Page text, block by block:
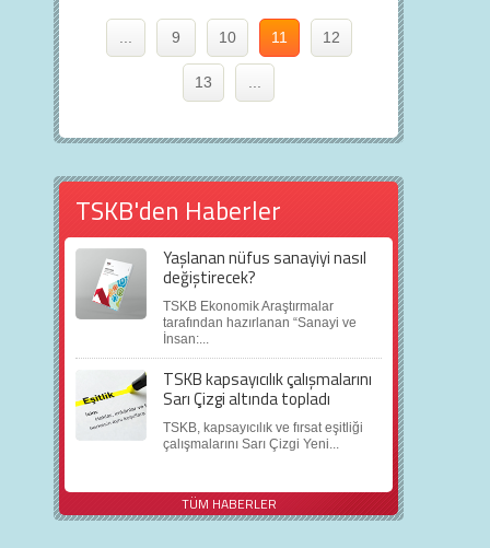
9 10 11 12
13
TSKB'den Haberler
Yaşlanan nüfus sanayiyi nasıl
değiştirecek?
TSKB Ekonomik Araştırmalar
tarafından hazırlanan “Sanayi ve
İnsan:...
TSKB kapsayıcılık çalışmalarını
Sarı Çizgi altında topladı
TSKB, kapsayıcılık ve fırsat eşitliği
çalışmalarını Sarı Çizgi Yeni...
TÜM HABERLER